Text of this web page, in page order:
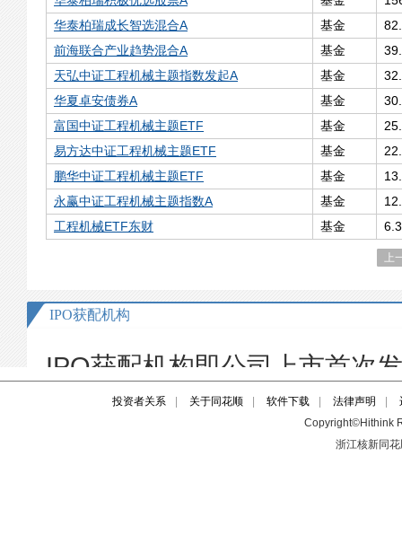
投资者关系 关于同花顺 软件下载 法律声明
Copyright©Hithink
浙江核新同